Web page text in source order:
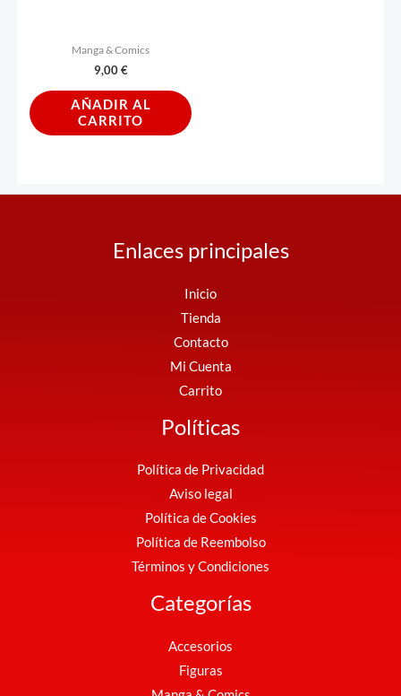
Manga & Comics
9,00€
AÑADIR AL
CARRITO
Enlaces principales
Inicio
Tienda
Contacto
Mi Cuenta
Carrito
Políticas
Política de Privacidad
Aviso legal
Política de Cookies
Política de Reembolso
Términos y Condiciones
Categorías
Accesorios
Figuras